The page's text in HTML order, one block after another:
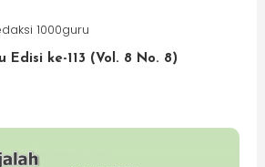
1000guru
Edisi ke-113 (Vol. 8 No. 8)